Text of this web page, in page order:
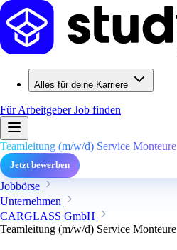
Alles für deine Karriere
Für ArbeitgeberJob finden
Teamleitung (m/w/d) Service Monteure
Jetzt bewerben
Jobbörse
Unternehmen
CARGLASS GmbH
Teamleitung (m/w/d) Service Monteure